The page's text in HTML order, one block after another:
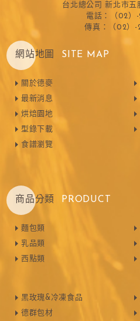
台北總公司 新北市五
電話：（02）-
傳真：（02）-
網站地圖 SITE MAP
關於德麥
最新消息
烘焙園地
型錄下載
食譜瀏覽
商品分類 PRODUCT
麵包類
乳品類
西點類
黑玫瑰&冷凍食品
德群包材